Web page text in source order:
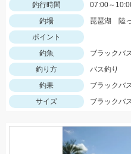
釣行時間
07:00～
釣場
琵琶湖 陸
ポイント
釣魚
ブラックバ
釣り方
バス釣り
釣果
ブラックバ
サイズ
ブラックバ